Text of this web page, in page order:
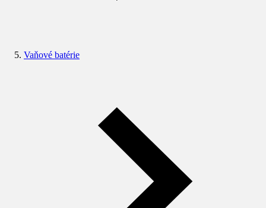
Vaňové batérie